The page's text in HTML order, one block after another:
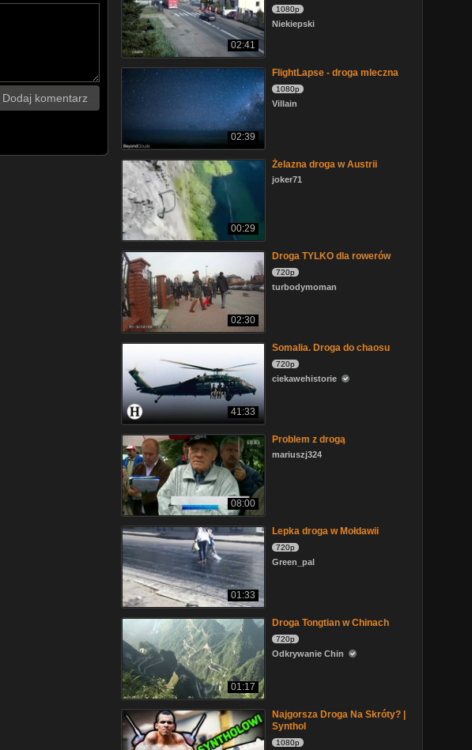
Dodaj komentarz
02:41
1080p
Niekiepski
02:39
FlightLapse - droga mleczna
1080p
Villain
00:29
Żelazna droga w Austrii
joker71
02:30
Droga TYLKO dla rowerów
720p
turbodymoman
41:33
Somalia. Droga do chaosu
720p
ciekawehistorie
08:00
Problem z drogą
mariuszj324
01:33
Lepka droga w Mołdawii
720p
Green_pal
01:17
Droga Tongtian w Chinach
720p
Odkrywanie Chin
Najgorsza Droga Na Skróty? |
Synthol
1080p